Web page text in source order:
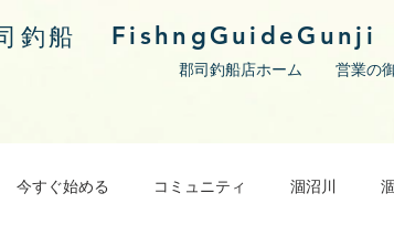
釣船 FishngGuideGunji
郡司釣船店ホーム 営業の
今すぐ始める コミュニティ 涸沼川